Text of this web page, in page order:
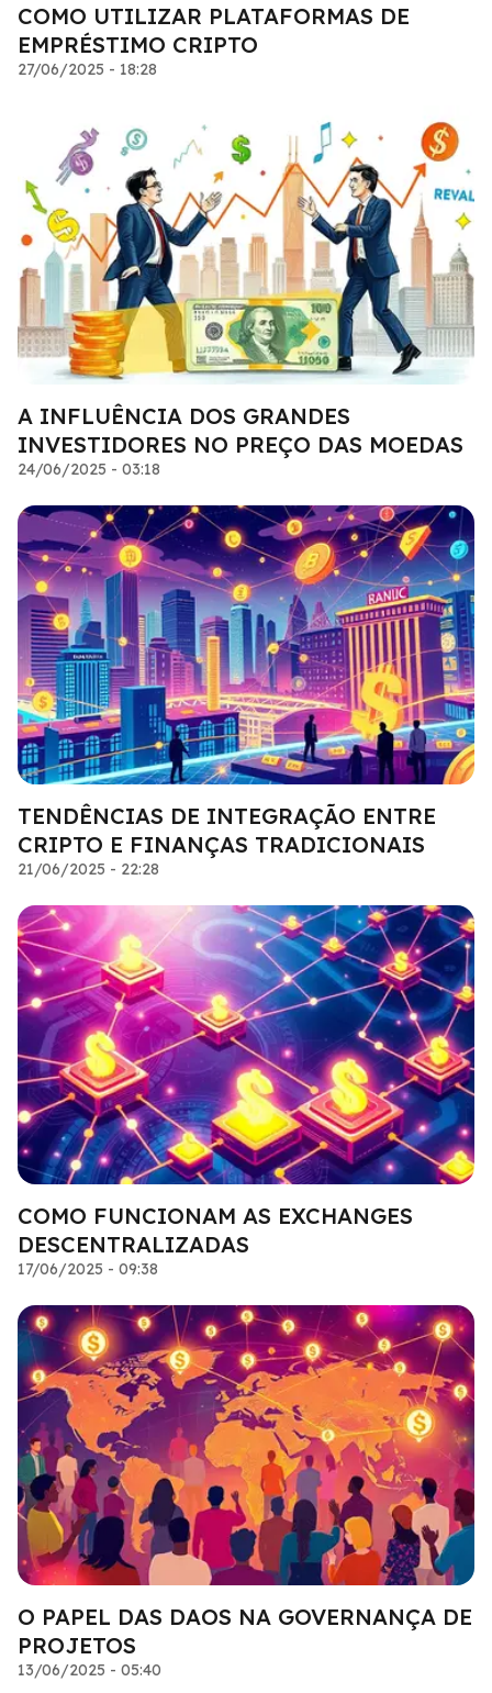
COMO UTILIZAR PLATAFORMAS DE
EMPRÉSTIMO CRIPTO
27/06/2025 - 18:28
A INFLUÊNCIA DOS GRANDES
INVESTIDORES NO PREÇO DAS MOEDAS
24/06/2025 - 03:18
TENDÊNCIAS DE INTEGRAÇÃO ENTRE
CRIPTO E FINANÇAS TRADICIONAIS
21/06/2025 - 22:28
COMO FUNCIONAM AS EXCHANGES
DESCENTRALIZADAS
17/06/2025 - 09:38
O PAPEL DAS DAOS NA GOVERNANÇA DE
PROJETOS
13/06/2025 - 05:40